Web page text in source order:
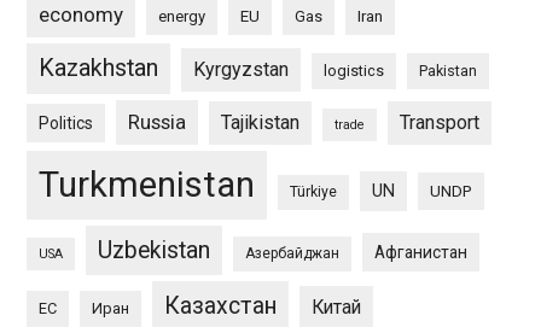
economy energy EU Gas Iran
Kazakhstan Kyrgyzstan logistics Pakistan
Politics Russia Tajikistan trade Transport
Turkmenistan Türkiye UN UNDP
USA Uzbekistan Азербайджан Афганистан
ЕС Иран Казахстан Китай